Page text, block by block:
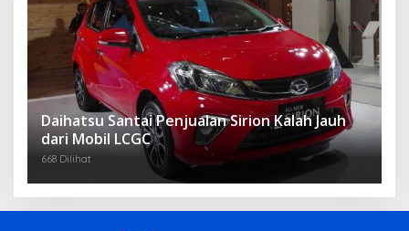
Daihatsu Santai Penjualan Sirion Kalah Jauh
dari Mobil LCGC
668 Dilihat